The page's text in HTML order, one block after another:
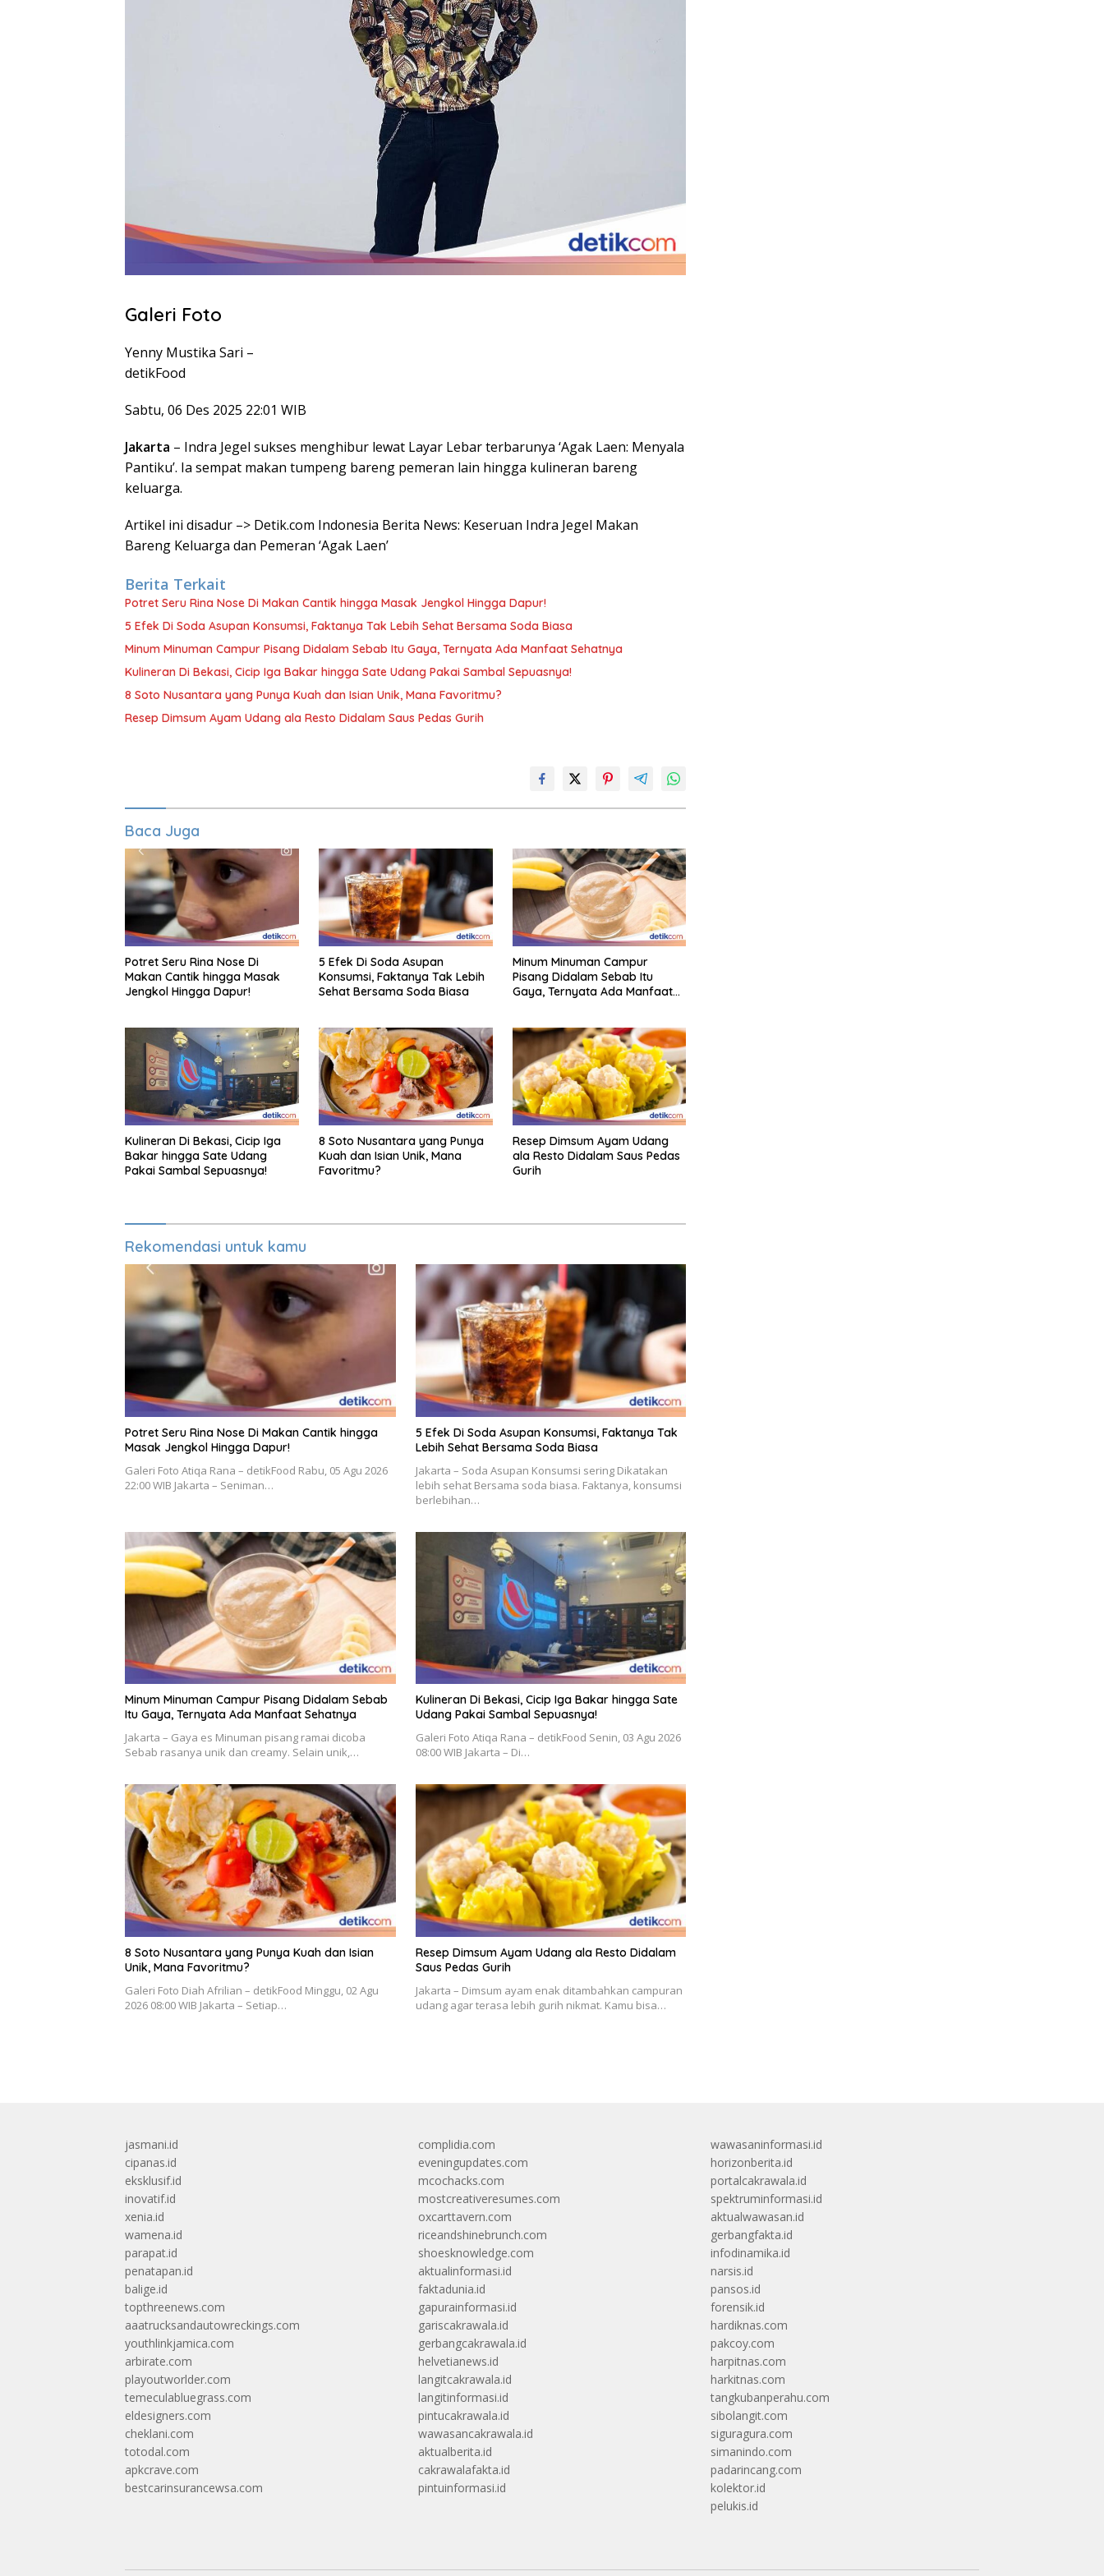
Galeri Foto
Yenny Mustika Sari –
detikFood
Sabtu, 06 Des 2025 22:01 WIB
Jakarta – Indra Jegel sukses menghibur lewat Layar Lebar terbarunya ‘Agak Laen: Menyala
Pantiku’. Ia sempat makan tumpeng bareng pemeran lain hingga kulineran bareng
keluarga.
Artikel ini disadur –> Detik.com Indonesia Berita News: Keseruan Indra Jegel Makan
Bareng Keluarga dan Pemeran ‘Agak Laen’
Berita Terkait
Potret Seru Rina Nose Di Makan Cantik hingga Masak Jengkol Hingga Dapur!
5 Efek Di Soda Asupan Konsumsi, Faktanya Tak Lebih Sehat Bersama Soda Biasa
Minum Minuman Campur Pisang Didalam Sebab Itu Gaya, Ternyata Ada Manfaat Sehatnya
Kulineran Di Bekasi, Cicip Iga Bakar hingga Sate Udang Pakai Sambal Sepuasnya!
8 Soto Nusantara yang Punya Kuah dan Isian Unik, Mana Favoritmu?
Resep Dimsum Ayam Udang ala Resto Didalam Saus Pedas Gurih
Baca Juga
Potret Seru Rina Nose Di
Makan Cantik hingga Masak
Jengkol Hingga Dapur!
5 Efek Di Soda Asupan
Konsumsi, Faktanya Tak Lebih
Sehat Bersama Soda Biasa
Minum Minuman Campur
Pisang Didalam Sebab Itu
Gaya, Ternyata Ada Manfaat
Kulineran Di Bekasi, Cicip Iga
Bakar hingga Sate Udang
Pakai Sambal Sepuasnya!
8 Soto Nusantara yang Punya
Kuah dan Isian Unik, Mana
Favoritmu?
Resep Dimsum Ayam Udang
ala Resto Didalam Saus Pedas
Gurih
Rekomendasi untuk kamu
Potret Seru Rina Nose Di Makan Cantik hingga
Masak Jengkol Hingga Dapur!
Galeri Foto Atiqa Rana – detikFood Rabu, 05 Agu 2026
22:00 WIB Jakarta – Seniman…
5 Efek Di Soda Asupan Konsumsi, Faktanya Tak
Lebih Sehat Bersama Soda Biasa
Jakarta – Soda Asupan Konsumsi sering Dikatakan
lebih sehat Bersama soda biasa. Faktanya, konsumsi
berlebihan…
Minum Minuman Campur Pisang Didalam Sebab
Itu Gaya, Ternyata Ada Manfaat Sehatnya
Jakarta – Gaya es Minuman pisang ramai dicoba
Sebab rasanya unik dan creamy. Selain unik,…
Kulineran Di Bekasi, Cicip Iga Bakar hingga Sate
Udang Pakai Sambal Sepuasnya!
Galeri Foto Atiqa Rana – detikFood Senin, 03 Agu 2026
08:00 WIB Jakarta – Di…
8 Soto Nusantara yang Punya Kuah dan Isian
Unik, Mana Favoritmu?
Galeri Foto Diah Afrilian – detikFood Minggu, 02 Agu
2026 08:00 WIB Jakarta – Setiap…
Resep Dimsum Ayam Udang ala Resto Didalam
Saus Pedas Gurih
Jakarta – Dimsum ayam enak ditambahkan campuran
udang agar terasa lebih gurih nikmat. Kamu bisa…
jasmani.id
cipanas.id
eksklusif.id
inovatif.id
xenia.id
wamena.id
parapat.id
penatapan.id
balige.id
topthreenews.com
aaatrucksandautowreckings.com
youthlinkjamica.com
arbirate.com
playoutworlder.com
temeculabluegrass.com
eldesigners.com
cheklani.com
totodal.com
apkcrave.com
bestcarinsurancewsa.com
complidia.com
eveningupdates.com
mcochacks.com
mostcreativeresumes.com
oxcarttavern.com
riceandshinebrunch.com
shoesknowledge.com
aktualinformasi.id
faktadunia.id
gapurainformasi.id
gariscakrawala.id
gerbangcakrawala.id
helvetianews.id
langitcakrawala.id
langitinformasi.id
pintucakrawala.id
wawasancakrawala.id
aktualberita.id
cakrawalafakta.id
pintuinformasi.id
wawasaninformasi.id
horizonberita.id
portalcakrawala.id
spektruminformasi.id
aktualwawasan.id
gerbangfakta.id
infodinamika.id
narsis.id
pansos.id
forensik.id
hardiknas.com
pakcoy.com
harpitnas.com
harkitnas.com
tangkubanperahu.com
sibolangit.com
siguragura.com
simanindo.com
padarincang.com
kolektor.id
pelukis.id